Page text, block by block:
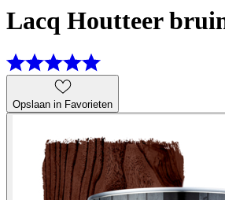
Lacq Houtteer
Opslaan in Favorieten